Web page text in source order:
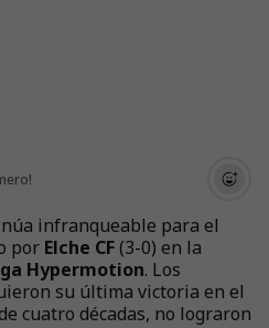
infranqueable para el
por Elche CF(3-0) en la
Hypermotion. Los
su última victoria en el
cuatro décadas, no lograron